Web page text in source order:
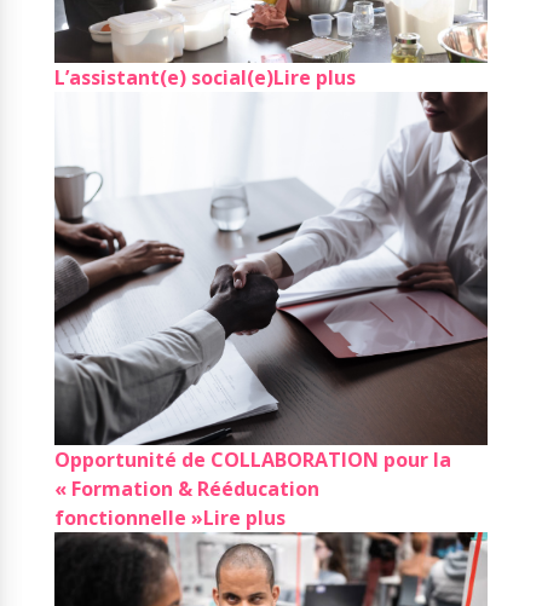
L’assistant(e) social(e)Lire plus
Opportunité de COLLABORATION pour la
« Formation & Rééducation
fonctionnelle »Lire plus